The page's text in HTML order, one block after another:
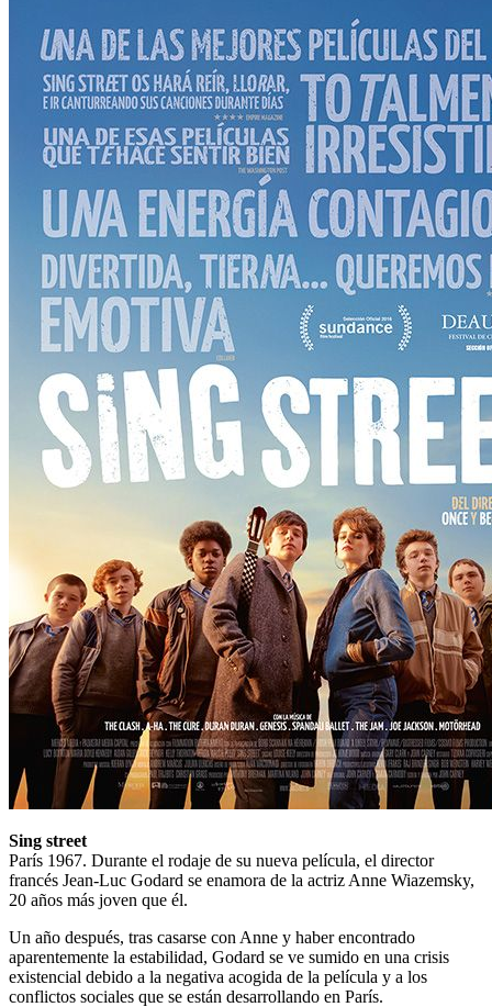
Sing street
París 1967. Durante el rodaje de su nueva película, el director
francés Jean-Luc Godard se enamora de la actriz Anne Wiazemsky,
20 años más joven que él.
Un año después, tras casarse con Anne y haber encontrado
aparentemente la estabilidad, Godard se ve sumido en una crisis
existencial debido a la negativa acogida de la película y a los
conflictos sociales que se están desarrollando en París.